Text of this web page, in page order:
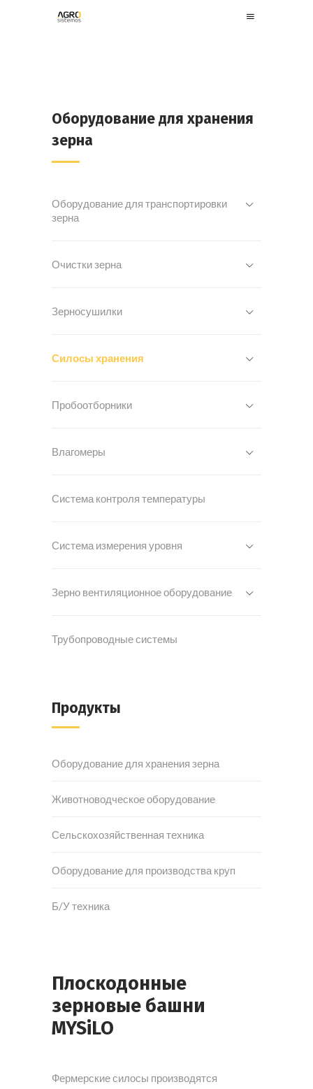
Оборудование для хранения
зерна
Оборудование для транспортировки
зерна
Очистки зерна
Зерносушилки
Силосы хранения
Пробоотборники
Влагомеры
Система контроля температуры
Система измерения уровня
Зерно вентиляционное оборудование
Трубопроводные системы
Продукты
Оборудование для хранения зерна
Животноводческое оборудование
Сельскохозяйственная техника
Оборудование для производства круп
Б/У техника
Плоскодонные
зерновые башни
MYSiLO
Фермерские силосы производятся